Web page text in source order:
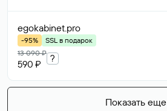
egokabinet.pro
-95%
SSL в подарок
13 090 ₽
590 ₽
?
Показать еще